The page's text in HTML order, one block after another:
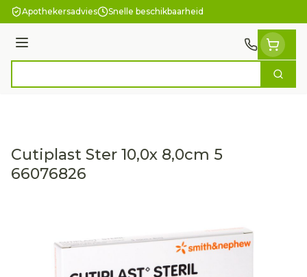
Ga naar de inhoud
Apothekersadvies Snelle beschikbaarheid
Menu
Zoek
Cutiplast Ster 10,0x 8,0cm 5
66076826